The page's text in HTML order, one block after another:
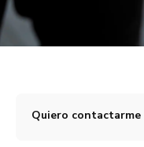
Quiero contactarme